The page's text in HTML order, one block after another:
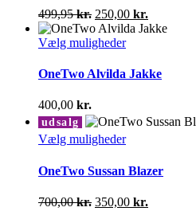
varianter.
Mulighederne
kan
vælges
varesiden
499,95kr. Den
oprindelige
pris
499,95 kr..
250,00 kr.
aktuelle
250,00 kr..
Vælg mulighederDette
har
kan
vælges
varesiden
OneTwo Alvilda Jakke
400,00 kr.
udsalg
Vælg mulighederDette
har
flere
varianter.
Mulighederne
OneTwo Sussan Blazer
700,00kr. Den
350,00 kr.